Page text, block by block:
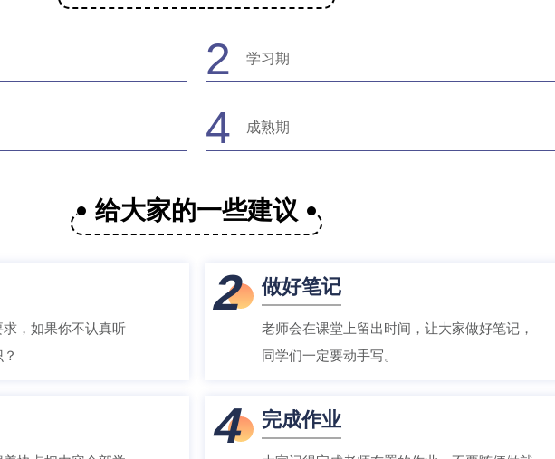
2 学习期
4 成熟期
给大家的一些建议
，如果你不认真听
2 做好笔记
老师会在课堂上留出时间，让大家做好笔记，
同学们一定要动手写。
4 完成作业